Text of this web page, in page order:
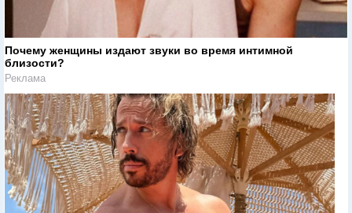
Почему женщины издают звуки во время интимной
близости?
Реклама